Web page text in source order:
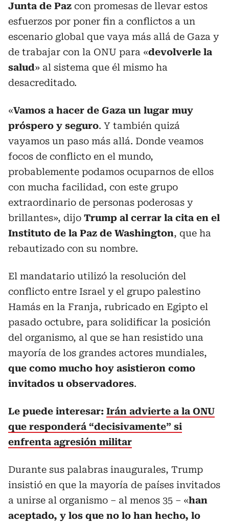
Junta de Paz con promesas de llevar estos
esfuerzos por poner fin a conflictos a un
escenario global que vaya más allá de Gaza y
de trabajar con la ONU para «devolverle la
salud» al sistema que él mismo ha
desacreditado.
«Vamos a hacer de Gaza un lugar muy
próspero y seguro. Y también quizá
vayamos un paso más allá. Donde veamos
focos de conflicto en el mundo,
probablemente podamos ocuparnos de ellos
con mucha facilidad, con este grupo
extraordinario de personas poderosas y
brillantes», dijo Trump al cerrar la cita en el
Instituto de la Paz de Washington, que ha
rebautizado con su nombre.
El mandatario utilizó la resolución del
conflicto entre Israel y el grupo palestino
Hamás en la Franja, rubricado en Egipto el
pasado octubre, para solidificar la posición
del organismo, al que se han resistido una
mayoría de los grandes actores mundiales,
que como mucho hoy asistieron como
invitados u observadores.
Le puede interesar: Irán advierte a la ONU
que responderá “decisivamente” si
enfrenta agresión militar
Durante sus palabras inaugurales, Trump
insistió en que la mayoría de países invitados
a unirse al organismo – al menos 35 – «han
aceptado, y los que no lo han hecho, lo